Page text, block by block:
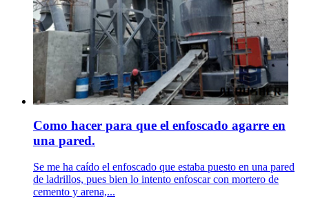
Como hacer para que el enfoscado agarre en
una pared.
Se me ha caído el enfoscado que estaba puesto en una pared
de ladrillos, pues bien lo intento enfoscar con mortero de
cemento y arena,...